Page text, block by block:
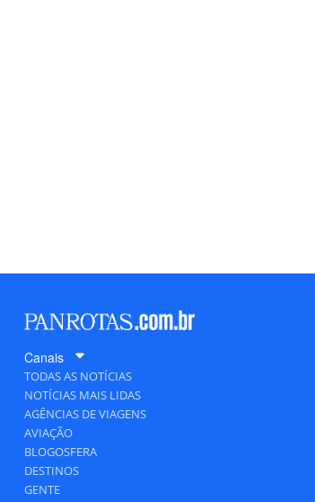
Canais
TODAS AS NOTÍCIAS
NOTÍCIAS MAIS LIDAS
AGÊNCIAS DE VIAGENS
AVIAÇÃO
BLOGOSFERA
DESTINOS
GENTE